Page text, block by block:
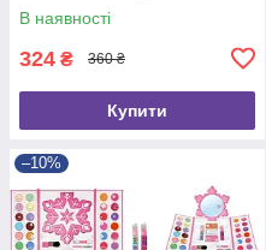
В наявності
324 ₴ 360 ₴
Купити
–10%